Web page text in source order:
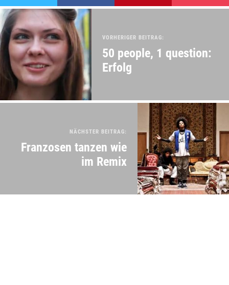
VORHERIGER BEITRAG:
50 people, 1 question:
Erfolg
NÄCHSTER BEITRAG:
Franzosen tanzen wie
im Remix